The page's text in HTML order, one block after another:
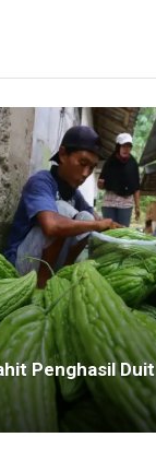
Penghasil Duit